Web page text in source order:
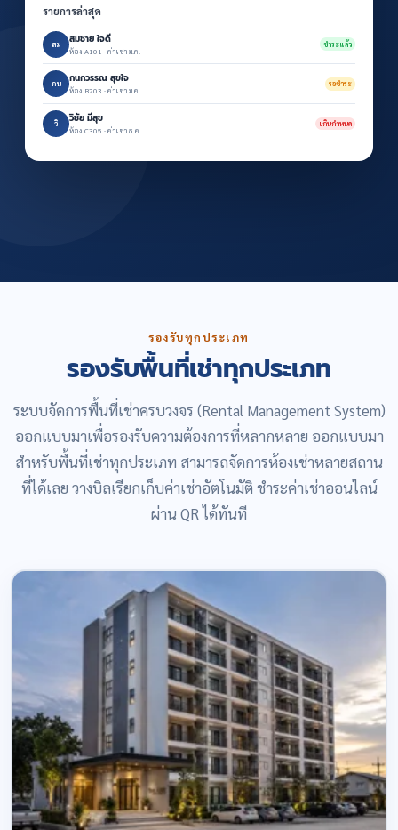
รายการล่าสุด
สม สมชาย ใจดี
ห้อง A101 · ค่าเช่า ม.ค.
ชำระแล้ว
กน กนกวรรณ สุขใจ
ห้อง B203 · ค่าเช่า ม.ค.
รอชำระ
วิ วิชัย มีสุข
ห้อง C305 · ค่าเช่า ธ.ค.
เกินกำหนด
รองรับทุกประเภท
รองรับพื้นที่เช่าทุกประเภท
ระบบจัดการพื้นที่เช่าครบวงจร (Rental Management System)
ออกแบบมาเพื่อรองรับความต้องการที่หลากหลาย ออกแบบมา
สำหรับพื้นที่เช่าทุกประเภท สามารถจัดการห้องเช่าหลายสถาน
ที่ได้เลย วางบิลเรียกเก็บค่าเช่าอัตโนมัติ ชำระค่าเช่าออนไลน์
ผ่าน QR ได้ทันที